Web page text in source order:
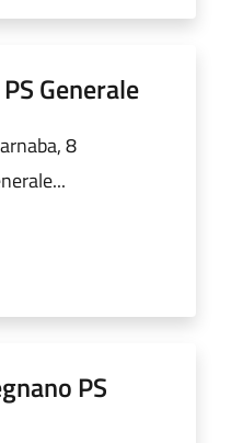
Generale
8
PS